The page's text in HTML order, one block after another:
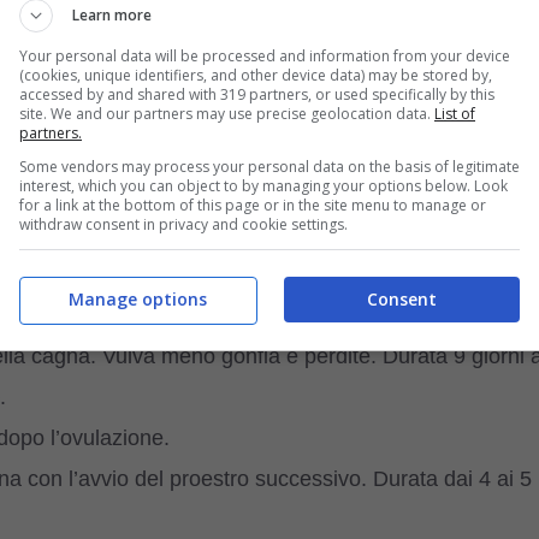
Gli estri successivi si presenteranno più o
gravidanza, è fondamentale. Un ciclo irregolare
in lei sintomi come irrequietezza, gonfiore nelle parti
che ci farà capire quando il cane potrà
della vulva. Durata tra gli 8 e i 13 giorni.
cagna. Vulva meno gonfia e perdite. Durata 9 giorni
l’ovulazione.
con l’avvio del proestro successivo. Durata dai 4 ai 5
Learn more
Your personal data will be processed and information from your device
(cookies, unique identifiers, and other device data) may be stored by,
accessed by and shared with 319 partners, or used specifically by this
site. We and our partners may use precise geolocation data. List of
partners.
Some vendors may process your personal data on the basis of legitimate
interest, which you can object to by managing your options below. Look
for a link at the bottom of this page or in the site menu to manage or
withdraw consent in privacy and cookie settings.
Consent
Manage options